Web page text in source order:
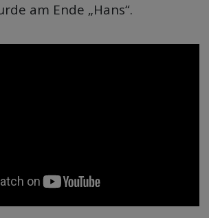
am Ende „Hans“.